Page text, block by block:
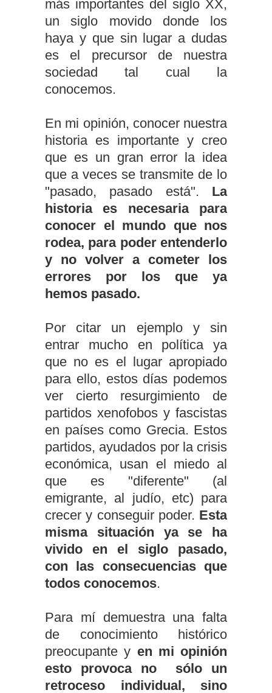
más importantes del siglo XX,
un siglo movido donde los
haya y que sin lugar a dudas
es el precursor de nuestra
sociedad tal cual la
conocemos.
En mi opinión, conocer nuestra
historia es importante y creo
que es un gran error la idea
que a veces se transmite de lo
"pasado, pasado está". La
historia es necesaria para
conocer el mundo que nos
rodea, para poder entenderlo
y no volver a cometer los
errores por los que ya
hemos pasado.
Por citar un ejemplo y sin
entrar mucho en política ya
que no es el lugar apropiado
para ello, estos días podemos
ver cierto resurgimiento de
partidos xenofobos y fascistas
en países como Grecia. Estos
partidos, ayudados por la crisis
económica, usan el miedo al
que es "diferente" (al
emigrante, al judío, etc) para
crecer y conseguir poder. Esta
misma situación ya se ha
vivido en el siglo pasado,
con las consecuencias que
todos conocemos.
Para mí demuestra una falta
de conocimiento histórico
preocupante y en mi opinión
esto provoca no sólo un
retroceso individual, sino